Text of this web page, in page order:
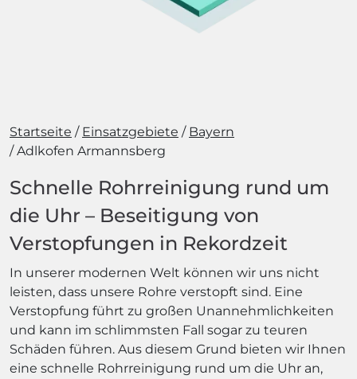
Startseite Einsatzgebiete
Bayern
Adlkofen Armannsberg
Schnelle Rohrreinigung rund um
die Uhr – Beseitigung von
Verstopfungen in Rekordzeit
In unserer modernen Welt können wir uns nicht
leisten, dass unsere Rohre verstopft sind. Eine
Verstopfung führt zu großen Unannehmlichkeiten
und kann im schlimmsten Fall sogar zu teuren
Schäden führen. Aus diesem Grund bieten wir Ihnen
eine schnelle Rohrreinigung rund um die Uhr an,